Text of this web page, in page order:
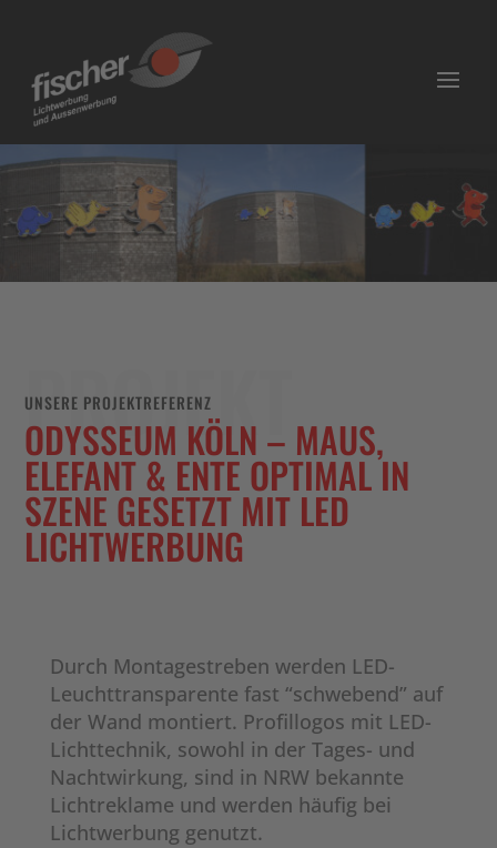
PROJEKT
UNSERE PROJEKTREFERENZ
ODYSSEUM KÖLN – MAUS,
ELEFANT & ENTE OPTIMAL IN
SZENE GESETZT MIT LED
LICHTWERBUNG
Durch Montagestreben werden LED-
Leuchttransparente fast “schwebend” auf
der Wand montiert. Profillogos mit LED-
Lichttechnik, sowohl in der Tages- und
Nachtwirkung, sind in NRW bekannte
Lichtreklame und werden häufig bei
Lichtwerbung genutzt.